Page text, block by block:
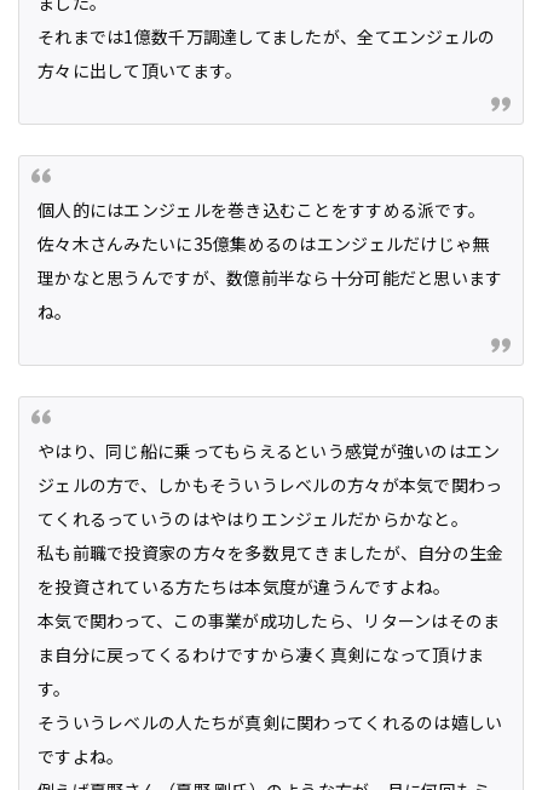
それまでは1億数千万調達してましたが、全てエンジェルの
方々に出して頂いてます。
個人的にはエンジェルを巻き込むことをすすめる派です。
佐々木さんみたいに35億集めるのはエンジェルだけじゃ無
理かなと思うんですが、数億前半なら十分可能だと思います
ね。
やはり、同じ船に乗ってもらえるという感覚が強いのはエン
ジェルの方で、しかもそういうレベルの方々が本気で関わっ
てくれるっていうのはやはりエンジェルだからかなと。
私も前職で投資家の方々を多数見てきましたが、自分の生金
を投資されている方たちは本気度が違うんですよね。
本気で関わって、この事業が成功したら、リターンはそのま
ま自分に戻ってくるわけですから凄く真剣になって頂けま
す。
そういうレベルの人たちが真剣に関わってくれるのは嬉しい
ですよね。